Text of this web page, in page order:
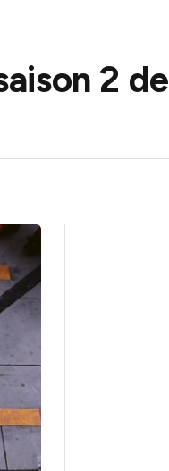
2 de